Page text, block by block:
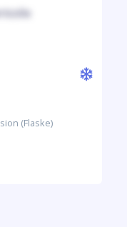
(Flaske)